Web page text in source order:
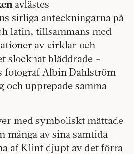
avlästes
sirliga anteckningarna på
latin, tillsammans med
av cirklar och
slocknat bläddrade
fotograf Albin Dahlström
och upprepade samma
med symboliskt mättade
många av sina samtida
af Klint djupt av det förra